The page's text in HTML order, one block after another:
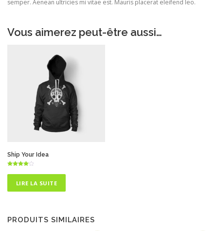
semper. Aenean ultricies mi vitae est. Mauris placerat eleifend leo.
Vous aimerez peut-être aussi…
Ship Your Idea
4.50
sur 5LIRE LA SUITE
PRODUITS SIMILAIRES